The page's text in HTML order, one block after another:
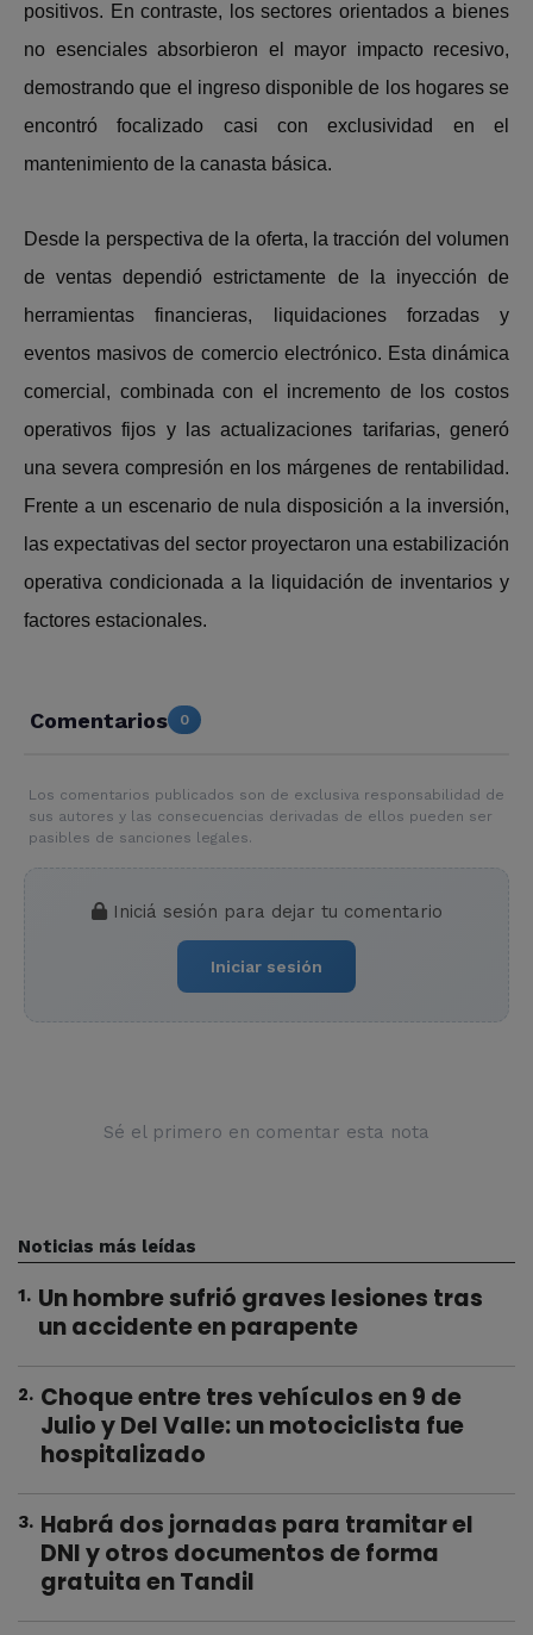
positivos. En contraste, los sectores orientados a bienes
no esenciales absorbieron el mayor impacto recesivo,
demostrando que el ingreso disponible de los hogares se
encontró focalizado casi con exclusividad en el
mantenimiento de la canasta básica.
Desde la perspectiva de la oferta, la tracción del volumen
de ventas dependió estrictamente de la inyección de
herramientas financieras, liquidaciones forzadas y
eventos masivos de comercio electrónico. Esta dinámica
comercial, combinada con el incremento de los costos
operativos fijos y las actualizaciones tarifarias, generó
una severa compresión en los márgenes de rentabilidad.
Frente a un escenario de nula disposición a la inversión,
las expectativas del sector proyectaron una estabilización
operativa condicionada a la liquidación de inventarios y
factores estacionales.
Comentarios 0
Los comentarios publicados son de exclusiva responsabilidad de
sus autores y las consecuencias derivadas de ellos pueden ser
pasibles de sanciones legales.
Iniciá sesión para dejar tu comentario
Iniciar sesión
Sé el primero en comentar esta nota
Noticias más leídas
1. Un hombre sufrió graves lesiones tras
un accidente en parapente
2. Choque entre tres vehículos en 9 de
Julio y Del Valle: un motociclista fue
hospitalizado
3. Habrá dos jornadas para tramitar el
DNI y otros documentos de forma
gratuita en Tandil